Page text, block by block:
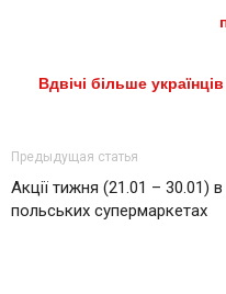
Вдвічі більше
Предыдущая статья
Акції тижня (21.01 – 30.01) в
польських супермаркетах